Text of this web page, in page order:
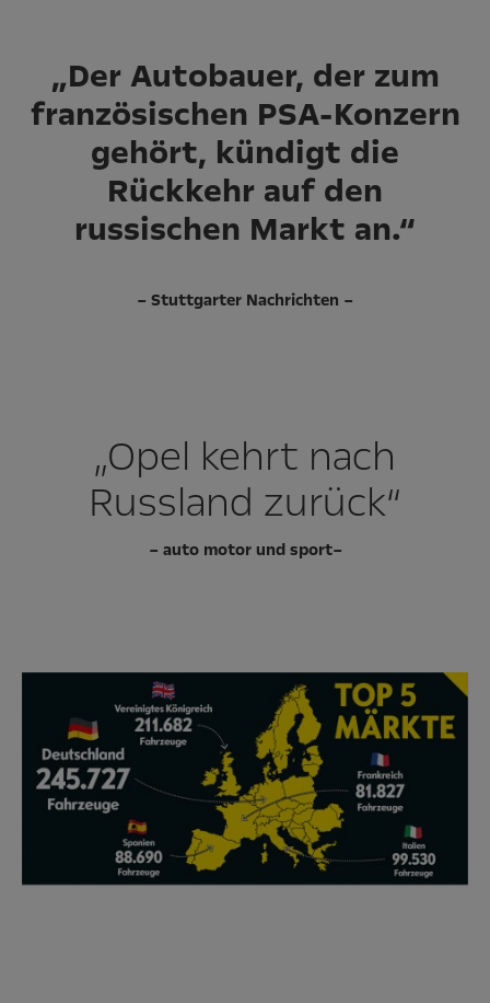
„Der Autobauer, der zum
französischen PSA-Konzern
gehört, kündigt die
Rückkehr auf den
russischen Markt an.“
– Stuttgarter Nachrichten –
„Opel kehrt nach
Russland zurück“
– auto motor und sport–